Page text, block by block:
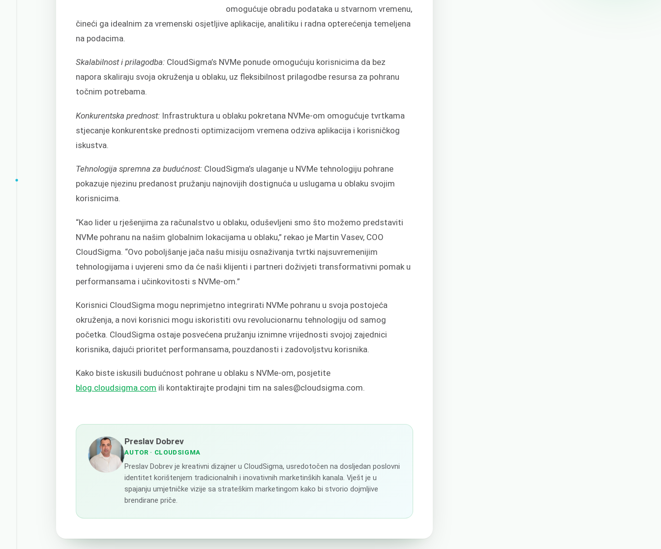
omogućuje obradu podataka u stvarnom vremenu,
čineći ga idealnim za vremenski osjetljive aplikacije, analitiku i radna opterećenja temeljena
na podacima.
Skalabilnost i prilagodba: CloudSigma’s NVMe ponude omogućuju korisnicima da bez
napora skaliraju svoja okruženja u oblaku, uz fleksibilnost prilagodbe resursa za pohranu
točnim potrebama.
Konkurentska prednost: Infrastruktura u oblaku pokretana NVMe-om omogućuje tvrtkama
stjecanje konkurentske prednosti optimizacijom vremena odziva aplikacija i korisničkog
iskustva.
Tehnologija spremna za budućnost: CloudSigma’s ulaganje u NVMe tehnologiju pohrane
pokazuje njezinu predanost pružanju najnovijih dostignuća u uslugama u oblaku svojim
korisnicima.
“Kao lider u rješenjima za računalstvo u oblaku, oduševljeni smo što možemo predstaviti
NVMe pohranu na našim globalnim lokacijama u oblaku,” rekao je Martin Vasev, COO
CloudSigma. “Ovo poboljšanje jača našu misiju osnaživanja tvrtki najsuvremenijim
tehnologijama i uvjereni smo da će naši klijenti i partneri doživjeti transformativni pomak u
performansama i učinkovitosti s NVMe-om.”
Korisnici CloudSigma mogu neprimjetno integrirati NVMe pohranu u svoja postojeća
okruženja, a novi korisnici mogu iskoristiti ovu revolucionarnu tehnologiju od samog
početka. CloudSigma ostaje posvećena pružanju iznimne vrijednosti svojoj zajednici
korisnika, dajući prioritet performansama, pouzdanosti i zadovoljstvu korisnika.
Kako biste iskusili budućnost pohrane u oblaku s NVMe-om, posjetite
blog.cloudsigma.com ili kontaktirajte prodajni tim na sales@cloudsigma.com.
Preslav Dobrev
AUTOR · CLOUDSIGMA
Preslav Dobrev je kreativni dizajner u CloudSigma, usredotočen na dosljedan poslovni
identitet korištenjem tradicionalnih i inovativnih marketinških kanala. Vješt je u
spajanju umjetničke vizije sa strateškim marketingom kako bi stvorio dojmljive
brendirane priče.